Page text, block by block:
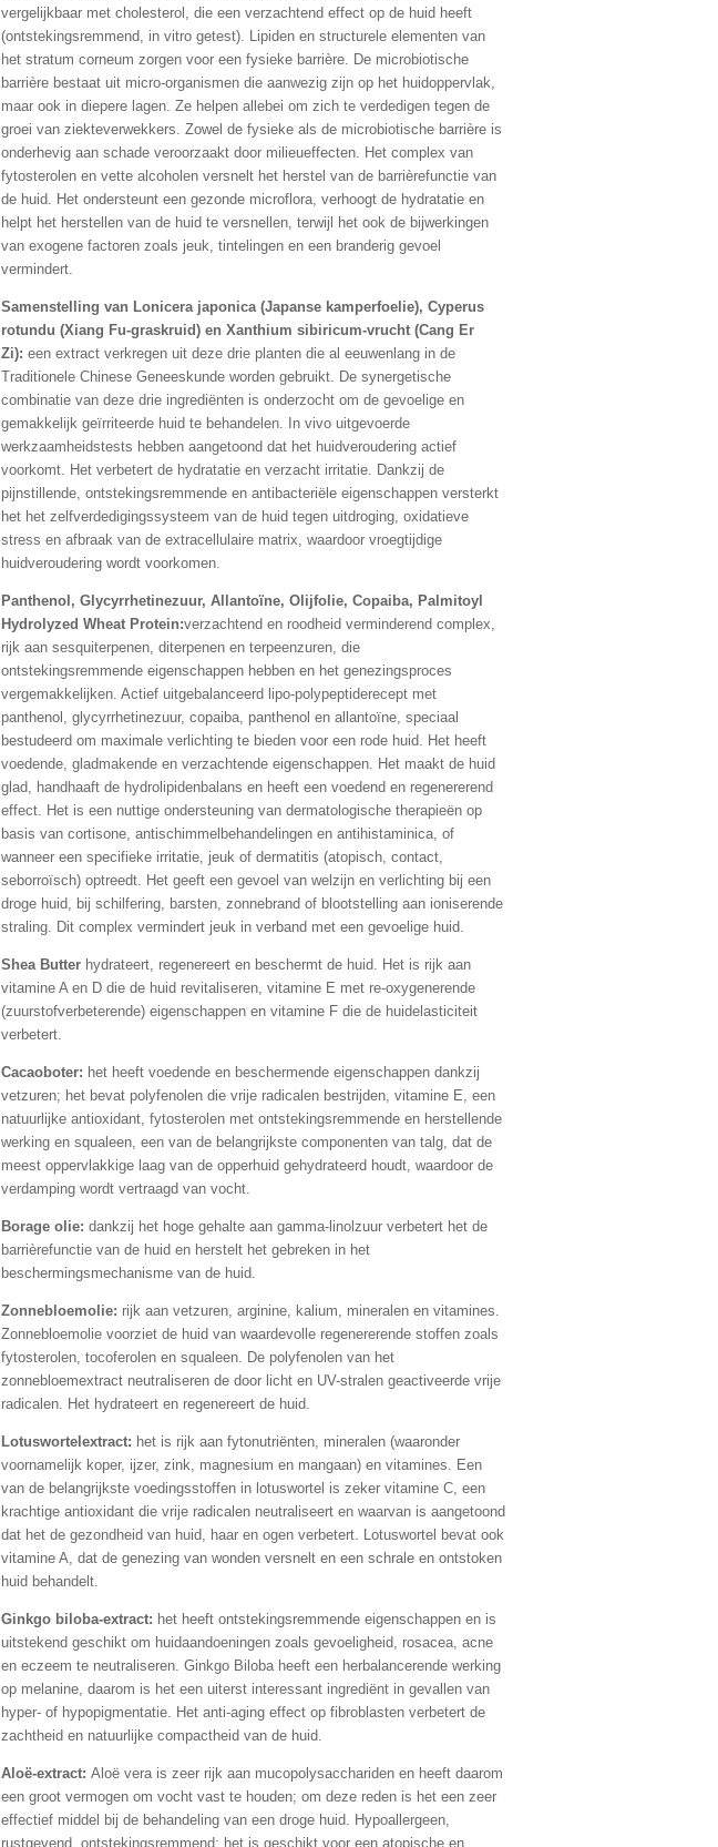
vergelijkbaar met cholesterol, die een verzachtend effect op de huid heeft
(ontstekingsremmend, in vitro getest). Lipiden en structurele elementen van
het stratum corneum zorgen voor een fysieke barrière. De microbiotische
barrière bestaat uit micro-organismen die aanwezig zijn op het huidoppervlak,
maar ook in diepere lagen. Ze helpen allebei om zich te verdedigen tegen de
groei van ziekteverwekkers. Zowel de fysieke als de microbiotische barrière is
onderhevig aan schade veroorzaakt door milieueffecten. Het complex van
fytosterolen en vette alcoholen versnelt het herstel van de barrièrefunctie van
de huid. Het ondersteunt een gezonde microflora, verhoogt de hydratatie en
helpt het herstellen van de huid te versnellen, terwijl het ook de bijwerkingen
van exogene factoren zoals jeuk, tintelingen en een branderig gevoel
vermindert.
Samenstelling van Lonicera japonica (Japanse kamperfoelie), Cyperus
rotundu (Xiang Fu-graskruid) en Xanthium sibiricum-vrucht (Cang Er
Zi): een extract verkregen uit deze drie planten die al eeuwenlang in de
Traditionele Chinese Geneeskunde worden gebruikt. De synergetische
combinatie van deze drie ingrediënten is onderzocht om de gevoelige en
gemakkelijk geïrriteerde huid te behandelen. In vivo uitgevoerde
werkzaamheidstests hebben aangetoond dat het huidveroudering actief
voorkomt. Het verbetert de hydratatie en verzacht irritatie. Dankzij de
pijnstillende, ontstekingsremmende en antibacteriële eigenschappen versterkt
het het zelfverdedigingssysteem van de huid tegen uitdroging, oxidatieve
stress en afbraak van de extracellulaire matrix, waardoor vroegtijdige
huidveroudering wordt voorkomen.
Panthenol, Glycyrrhetinezuur, Allantoïne, Olijfolie, Copaiba, Palmitoyl
Hydrolyzed Wheat Protein:verzachtend en roodheid verminderend complex,
rijk aan sesquiterpenen, diterpenen en terpeenzuren, die
ontstekingsremmende eigenschappen hebben en het genezingsproces
vergemakkelijken. Actief uitgebalanceerd lipo-polypeptiderecept met
panthenol, glycyrrhetinezuur, copaiba, panthenol en allantoïne, speciaal
bestudeerd om maximale verlichting te bieden voor een rode huid. Het heeft
voedende, gladmakende en verzachtende eigenschappen. Het maakt de huid
glad, handhaaft de hydrolipidenbalans en heeft een voedend en regenererend
effect. Het is een nuttige ondersteuning van dermatologische therapieën op
basis van cortisone, antischimmelbehandelingen en antihistaminica, of
wanneer een specifieke irritatie, jeuk of dermatitis (atopisch, contact,
seborroïsch) optreedt. Het geeft een gevoel van welzijn en verlichting bij een
droge huid, bij schilfering, barsten, zonnebrand of blootstelling aan ioniserende
straling. Dit complex vermindert jeuk in verband met een gevoelige huid.
Shea Butter hydrateert, regenereert en beschermt de huid. Het is rijk aan
vitamine A en D die de huid revitaliseren, vitamine E met re-oxygenerende
(zuurstofverbeterende) eigenschappen en vitamine F die de huidelasticiteit
verbetert.
Cacaoboter: het heeft voedende en beschermende eigenschappen dankzij
vetzuren; het bevat polyfenolen die vrije radicalen bestrijden, vitamine E, een
natuurlijke antioxidant, fytosterolen met ontstekingsremmende en herstellende
werking en squaleen, een van de belangrijkste componenten van talg, dat de
meest oppervlakkige laag van de opperhuid gehydrateerd houdt, waardoor de
verdamping wordt vertraagd van vocht.
Borage olie: dankzij het hoge gehalte aan gamma-linolzuur verbetert het de
barrièrefunctie van de huid en herstelt het gebreken in het
beschermingsmechanisme van de huid.
Zonnebloemolie: rijk aan vetzuren, arginine, kalium, mineralen en vitamines.
Zonnebloemolie voorziet de huid van waardevolle regenererende stoffen zoals
fytosterolen, tocoferolen en squaleen. De polyfenolen van het
zonnebloemextract neutraliseren de door licht en UV-stralen geactiveerde vrije
radicalen. Het hydrateert en regenereert de huid.
Lotuswortelextract: het is rijk aan fytonutriënten, mineralen (waaronder
voornamelijk koper, ijzer, zink, magnesium en mangaan) en vitamines. Een
van de belangrijkste voedingsstoffen in lotuswortel is zeker vitamine C, een
krachtige antioxidant die vrije radicalen neutraliseert en waarvan is aangetoond
dat het de gezondheid van huid, haar en ogen verbetert. Lotuswortel bevat ook
vitamine A, dat de genezing van wonden versnelt en een schrale en ontstoken
huid behandelt.
Ginkgo biloba-extract: het heeft ontstekingsremmende eigenschappen en is
uitstekend geschikt om huidaandoeningen zoals gevoeligheid, rosacea, acne
en eczeem te neutraliseren. Ginkgo Biloba heeft een herbalancerende werking
op melanine, daarom is het een uiterst interessant ingrediënt in gevallen van
hyper- of hypopigmentatie. Het anti-aging effect op fibroblasten verbetert de
zachtheid en natuurlijke compactheid van de huid.
Aloë-extract: Aloë vera is zeer rijk aan mucopolysacchariden en heeft daarom
een ​​groot vermogen om vocht vast te houden; om deze reden is het een zeer
effectief middel bij de behandeling van een droge huid. Hypoallergeen,
rustgevend, ontstekingsremmend; het is geschikt voor een atopische en